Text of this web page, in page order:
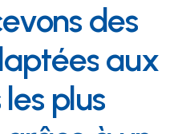
des
aux
les plus